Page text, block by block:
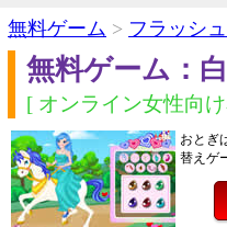
無料ゲーム > フラッシ
無料ゲーム：
[ オンライン女性向
おとぎ
替えゲ